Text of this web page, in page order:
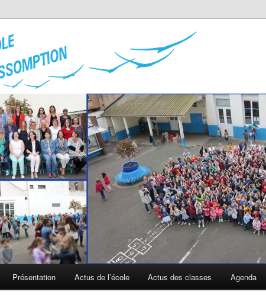
Aller au contenu principal
Aller au contenu secondaire
Présentation Actus de l’école Actus des classes Agenda